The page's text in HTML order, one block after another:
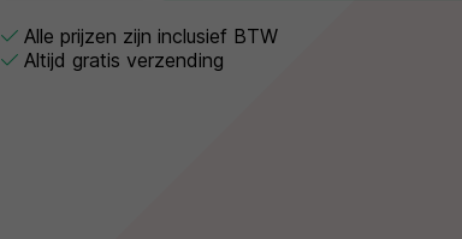
Alle prijzen zijn inclusief BTW
Altijd gratis verzending